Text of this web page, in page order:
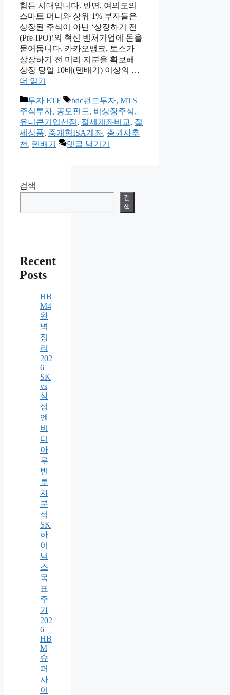
힘든 시대입니다. 반면, 여의도의
스마트 머니와 상위 1% 부자들은
상장된 주식이 아닌 ‘상장하기 전
(Pre-IPO)’의 혁신 벤처기업에 돈을
묻어둡니다. 카카오뱅크, 토스가
상장하기 전 미리 지분을 확보해
상장 당일 10배(텐배거) 이상의 …
더 읽기
카
테
고
리
투자 ETF
태
그
bdc펀드투자, MTS
주식투자, 공모펀드, 비상장주식,
유니콘기업선점, 절세계좌비교, 절
세상품, 중개형ISA계좌, 증권사추
천 , 텐배거 댓글 남기기
검색
검
색
Recent
Posts
HB
M4
완
벽
정
리
202
6
SK
vs
삼
성
엔
비
디
아
루
빈
투
자
분
석
SK
하
이
닉
스
목
표
주
가
202
6
HB
M
슈
퍼
사
이